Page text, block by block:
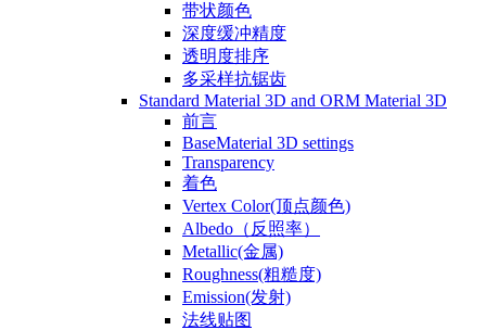
带状颜色
深度缓冲精度
透明度排序
多采样抗锯齿
Standard Material 3D and ORM Material 3D
前言
BaseMaterial 3D settings
Transparency
着色
Vertex Color(顶点颜色)
Albedo（反照率）
Metallic(金属)
Roughness(粗糙度)
Emission(发射)
法线贴图